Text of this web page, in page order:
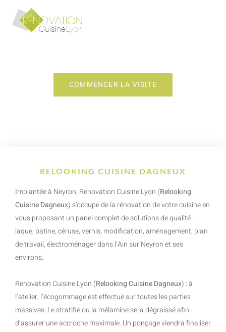
COMMENCER LA VISITE
RELOOKING CUISINE DAGNEUX
Implantée à Neyron, Renovation Cuisine Lyon (Relooking
Cuisine Dagneux) s’occupe de la rénovation de votre cuisine en
vous proposant un panel complet de solutions de qualité :
laque, patine, céruse, vernis, modification, aménagement, plan
de travail, électroménager dans l’Ain sur Neyron et ses
environs.
Renovation Cuisine Lyon (Relooking Cuisine Dagneux) : à
l’atelier, l’écogommage est effectué sur toutes les parties
massives. Le stratifié ou la mélamine sera dégraissé afin
d’assurer une accroche maximale. Un ponçage viendra finaliser